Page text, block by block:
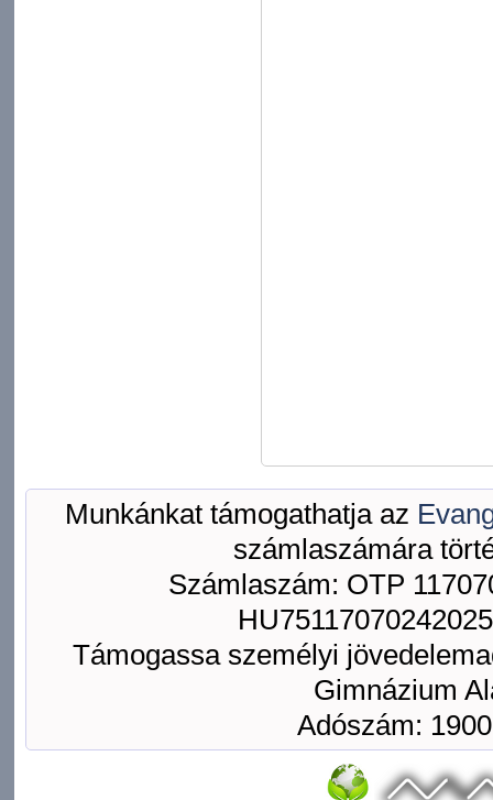
Munkánkat támogathatja az
számlaszámára
Számlaszám: OTP
Támogassa személyi
Gimnázium
Adószám: